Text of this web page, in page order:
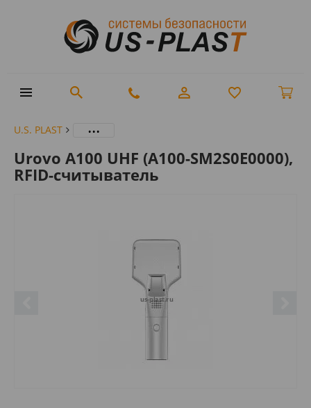
U.S. PLAST ...
Urovo A100 UHF (A100-SM2S0E0000),
RFID-считыватель